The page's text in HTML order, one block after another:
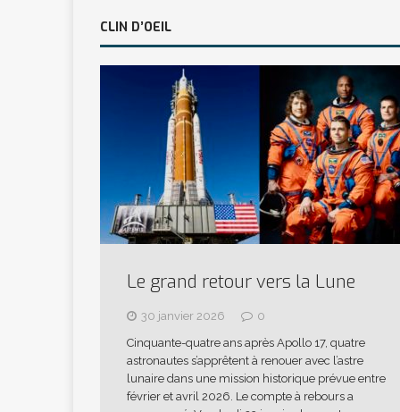
CLIN D’OEIL
Le grand retour vers la Lune
30 janvier 2026
0
Cinquante-quatre ans après Apollo 17, quatre
astronautes s’apprêtent à renouer avec l’astre
lunaire dans une mission historique prévue entre
février et avril 2026. Le compte à rebours a